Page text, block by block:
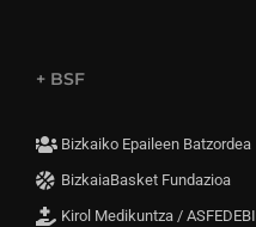
+ BSF
Bizkaiko Epaileen Batzordea
BizkaiaBasket Fundazioa
Kirol Medikuntza / ASFEDEBI